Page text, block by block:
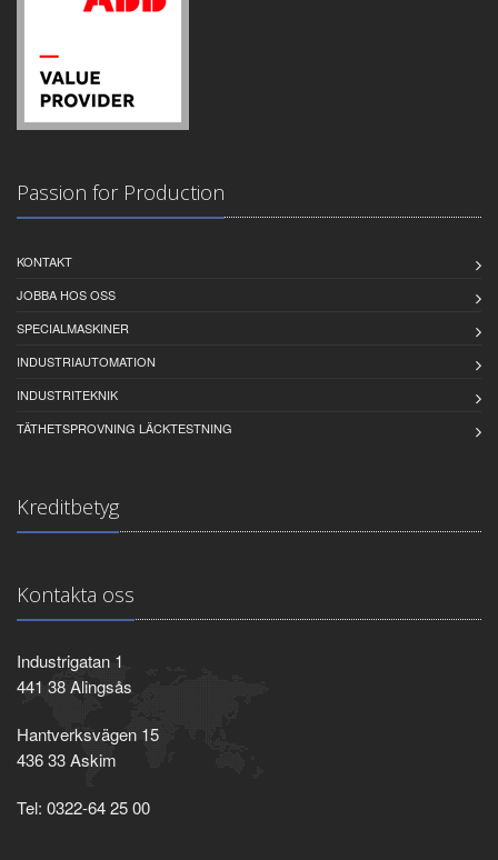
Passion for Production
KONTAKT
JOBBA HOS OSS
SPECIALMASKINER
INDUSTRIAUTOMATION
INDUSTRITEKNIK
TÄTHETSPROVNING LÄCKTESTNING
Kreditbetyg
Kontakta oss
Industrigatan 1
441 38 Alingsås
Hantverksvägen 15
436 33 Askim
Tel: 0322-64 25 00